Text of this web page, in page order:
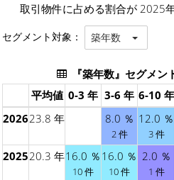
取引物件に占める割合が
セグメント対象： 築年数
『築年数』セグメン
平均値 0-3 年 3-6 年 6-10 年
202623.8 年 8.0 ％
2 件
12.0 ％
3 件
202520.3 年16.0 ％
10 件
16.0 ％
10 件
2.0 ％
1 件